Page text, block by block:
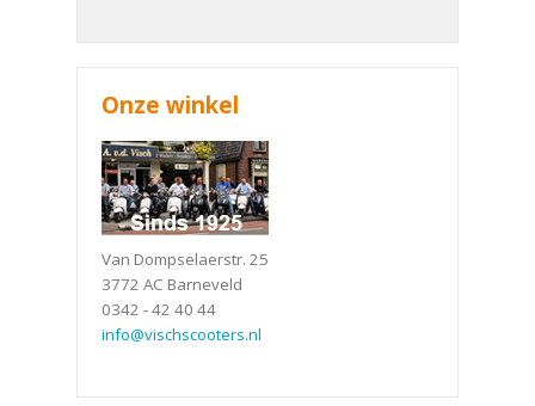
Onze winkel
Van Dompselaerstr. 25
3772 AC Barneveld
0342 - 42 40 44
info@vischscooters.nl